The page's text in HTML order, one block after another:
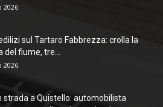
2026
sul Tartaro Fabbrezza: crolla la
del fiume, tre...
2026
strada a Quistello: automobilista